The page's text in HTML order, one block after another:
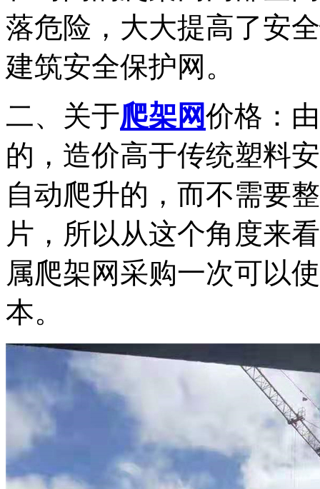
落危险，大大提高了安
建筑安全保护网。
二、关于爬架网价格：
的，造价高于传统塑料
自动爬升的，而不需要
片，所以从这个角度来
属爬架网采购一次可以
本。